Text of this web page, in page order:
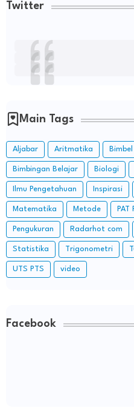
Twitter
Main Tags
Aljabar Aritmatika
Bimbingan Belajar Biologi
Ilmu Pengetahuan Inspirasi
Matematika Metode PAT
Pengukuran Radarhot com
Statistika Trigonometri
UTS PTS video
Facebook